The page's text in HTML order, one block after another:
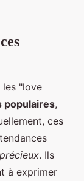
les "love
populaires,
ces
. Ils
à exprimer